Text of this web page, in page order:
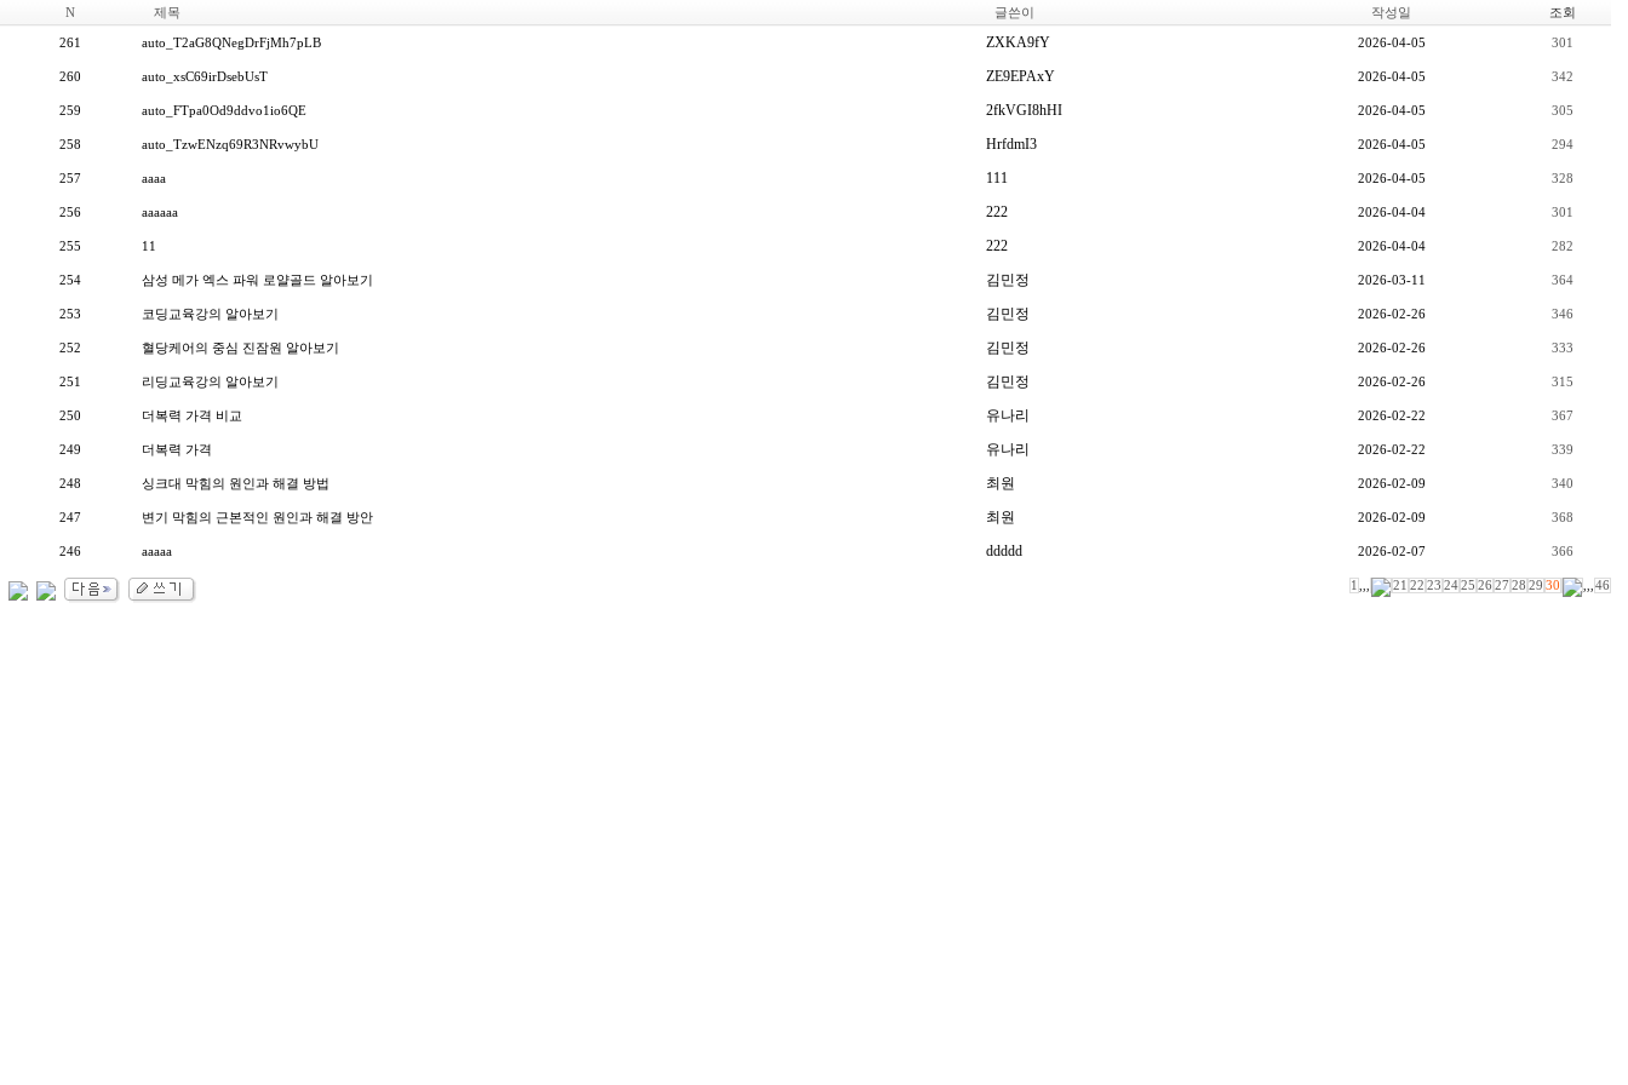
N 제목 글쓴이 작성일 조회
261 auto_T2aG8QNegDrFjMh7pLB ZXKA9fY 2026-04-05 301
260 auto_xsC69irDsebUsT ZE9EPAxY 2026-04-05 342
259 auto_FTpa0Od9ddvo1io6QE 2fkVGI8hHI 2026-04-05 305
258 auto_TzwENzq69R3NRvwybU HrfdmI3 2026-04-05 294
257 aaaa 111 2026-04-05 328
256 aaaaaa 222 2026-04-04 301
255 11 222 2026-04-04 282
254 삼성 메가 엑스 파워 로얄골드 알아보기 김민정 2026-03-11 364
253 코딩교육강의 알아보기 김민정 2026-02-26 346
252 혈당케어의 중심 진잠원 알아보기 김민정 2026-02-26 333
251 리딩교육강의 알아보기 김민정 2026-02-26 315
250 더복력 가격 비교 유나리 2026-02-22 367
249 더복력 가격 유나리 2026-02-22 339
248 싱크대 막힘의 원인과 해결 방법 최원 2026-02-09 340
247 변기 막힘의 근본적인 원인과 해결 방안 최원 2026-02-09 368
246 aaaaa ddddd 2026-02-07 366
1,,, 21 22 23 2425 26 27 28 29 30 ,,,46